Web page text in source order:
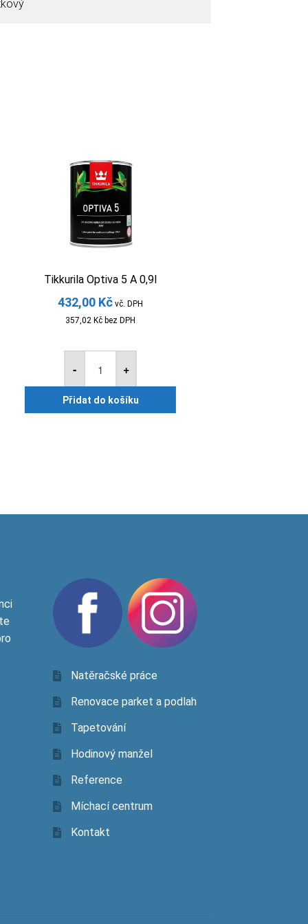
Tikkurila Optiva 5 A 0,9l
432,00 Kč vč. DPH
357,02 Kč bez DPH
-
Tikkurila
Optiva
množství
+
Přidat do košíku
Natěračské práce
Renovace parket a podlah
Tapetování
Hodinový manžel
Reference
Míchací centrum
Kontakt